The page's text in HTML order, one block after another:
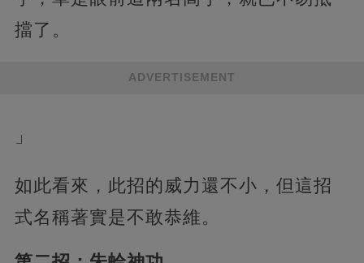
擋了。
ADVERTISEMENT
」
如此看來，此招的威力還不小，但這招
式名稱著實是不敢恭維。